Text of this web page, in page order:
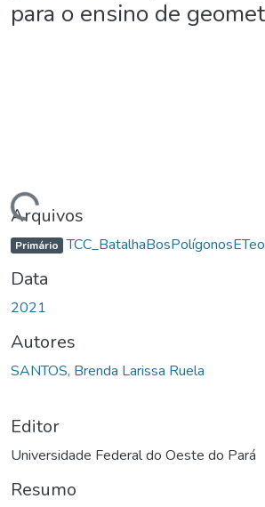
para o ensino de
Arquivos
Primário
Data
2021
Autores
SANTOS, Brenda Larissa Ruela
Editor
Universidade Federal do Oeste do Pará
Resumo